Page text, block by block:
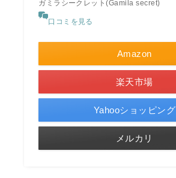
ガミラシークレット(Gamila secret)
口コミを見る
Amazon
楽天市場
Yahooショッピング
メルカリ